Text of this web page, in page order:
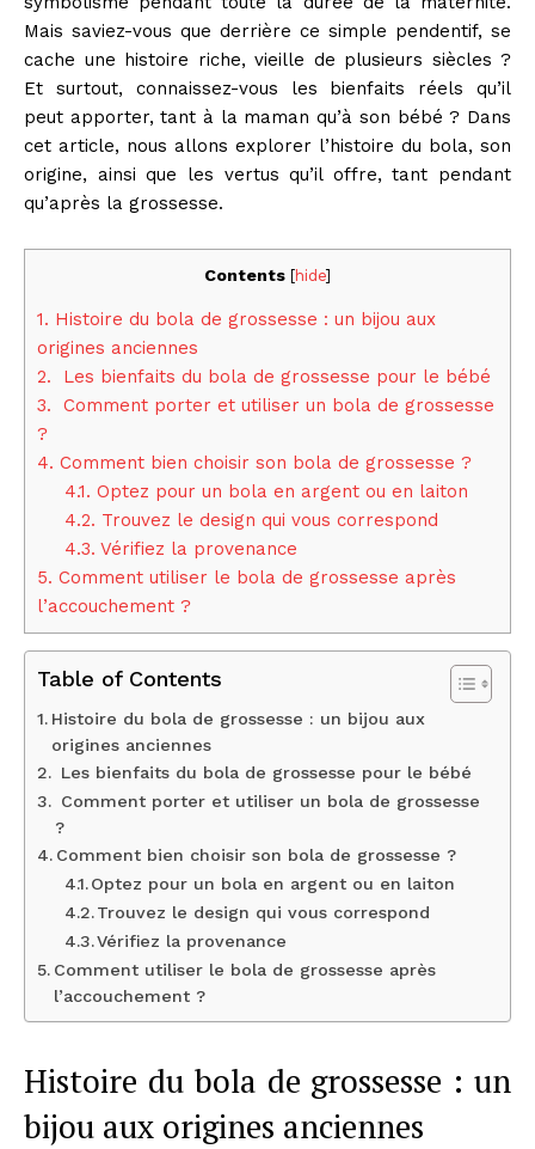
Mais saviez-vous que derrière ce simple pendentif, se
cache une histoire riche, vieille de plusieurs siècles ?
Et surtout, connaissez-vous les bienfaits réels qu’il
peut apporter, tant à la maman qu’à son bébé ? Dans
cet article, nous allons explorer l’histoire du bola, son
origine, ainsi que les vertus qu’il offre, tant pendant
qu’après la grossesse.
Contents [hide]
1. Histoire du bola de grossesse : un bijou aux
origines anciennes
2. Les bienfaits du bola de grossesse pour le bébé
3. Comment porter et utiliser un bola de grossesse
?
4. Comment bien choisir son bola de grossesse ?
4.1. Optez pour un bola en argent ou en laiton
4.2. Trouvez le design qui vous correspond
4.3. Vérifiez la provenance
5. Comment utiliser le bola de grossesse après
l’accouchement ?
Table of Contents
Histoire du bola de grossesse : un bijou aux
origines anciennes
Les bienfaits du bola de grossesse pour le bébé
Comment porter et utiliser un bola de grossesse
?
Comment bien choisir son bola de grossesse ?
Optez pour un bola en argent ou en laiton
Trouvez le design qui vous correspond
Vérifiez la provenance
Comment utiliser le bola de grossesse après
l’accouchement ?
Histoire du bola de grossesse : un
bijou aux origines anciennes